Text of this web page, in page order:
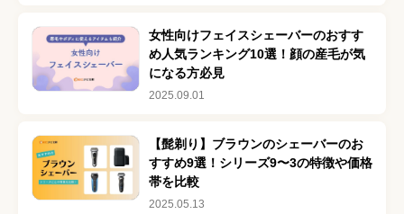
女性向けフェイスシェーバーのおすす
め人気ランキング10選！顔の産毛が気
になる方必見
2025.09.01
【髭剃り】ブラウンのシェーバーのお
すすめ9選！シリーズ9〜3の特徴や価格
帯を比較
2025.05.13